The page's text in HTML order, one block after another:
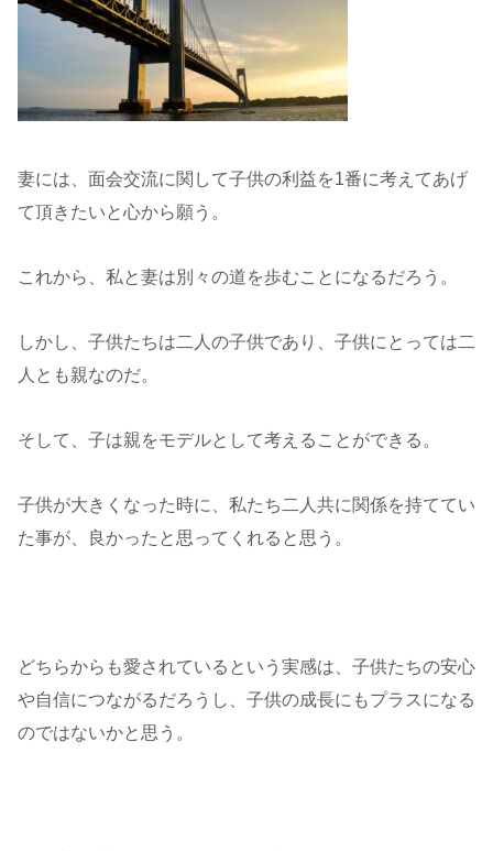
妻には、面会交流に関して子供の利益を1番に考えてあげ
て頂きたいと心から願う。
これから、私と妻は別々の道を歩むことになるだろう。
しかし、子供たちは二人の子供であり、子供にとっては二
人とも親なのだ。
そして、子は親をモデルとして考えることができる。
子供が大きくなった時に、私たち二人共に関係を持ててい
た事が、良かったと思ってくれると思う。
どちらからも愛されているという実感は、子供たちの安心
や自信につながるだろうし、子供の成長にもプラスになる
のではないかと思う。